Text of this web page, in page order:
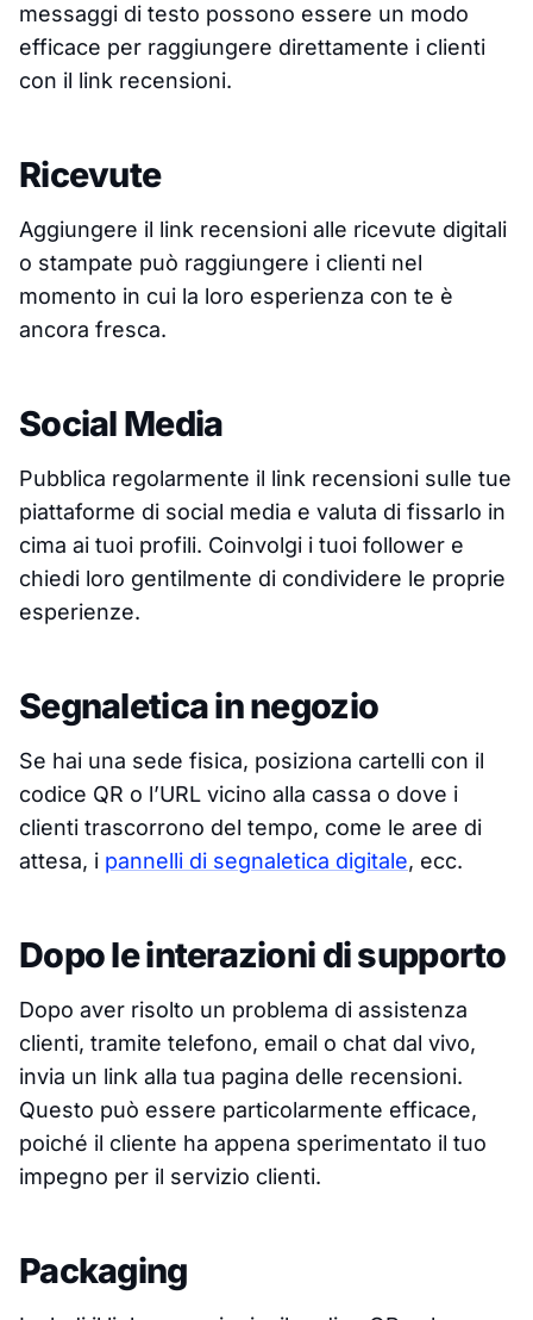
messaggi di testo possono essere un modo
efficace per raggiungere direttamente i clienti
con il link recensioni.
Ricevute
Aggiungere il link recensioni alle ricevute digitali
o stampate può raggiungere i clienti nel
momento in cui la loro esperienza con te è
ancora fresca.
Social Media
Pubblica regolarmente il link recensioni sulle tue
piattaforme di social media e valuta di fissarlo in
cima ai tuoi profili. Coinvolgi i tuoi follower e
chiedi loro gentilmente di condividere le proprie
esperienze.
Segnaletica in negozio
Se hai una sede fisica, posiziona cartelli con il
codice QR o l’URL vicino alla cassa o dove i
clienti trascorrono del tempo, come le aree di
attesa, i pannelli di segnaletica digitale, ecc.
Dopo le interazioni di supporto
Dopo aver risolto un problema di assistenza
clienti, tramite telefono, email o chat dal vivo,
invia un link alla tua pagina delle recensioni.
Questo può essere particolarmente efficace,
poiché il cliente ha appena sperimentato il tuo
impegno per il servizio clienti.
Packaging